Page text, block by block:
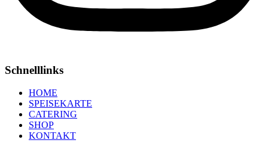
Schnelllinks
HOME
SPEISEKARTE
CATERING
SHOP
KONTAKT